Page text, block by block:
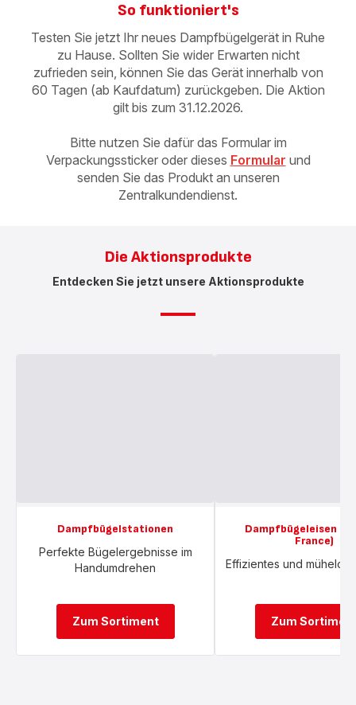
So funktioniert's
Testen Sie jetzt Ihr neues Dampfbügelgerät in Ruhe
zu Hause. Sollten Sie wider Erwarten nicht
zufrieden sein, können Sie das Gerät innerhalb von
60 Tagen (ab Kaufdatum) zurückgeben. Die Aktion
gilt bis zum 31.12.2026.
Bitte nutzen Sie dafür das Formular im
Verpackungssticker oder dieses Formular und
senden Sie das Produkt an unseren
Zentralkundendienst.
Die Aktionsprodukte
Entdecken Sie jetzt unsere Aktionsprodukte
Dampfbügelstationen
Perfekte Bügelergebnisse im
Handumdrehen
Zum Sortiment
Dampfbügeleisen
France)
Effizientes und
Zum